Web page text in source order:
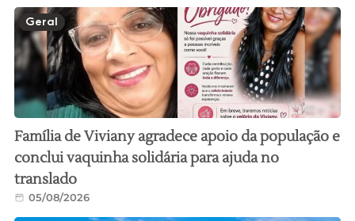
Geral
Família de Viviany agradece apoio da população e
conclui vaquinha solidária para ajuda no
translado
05/08/2026